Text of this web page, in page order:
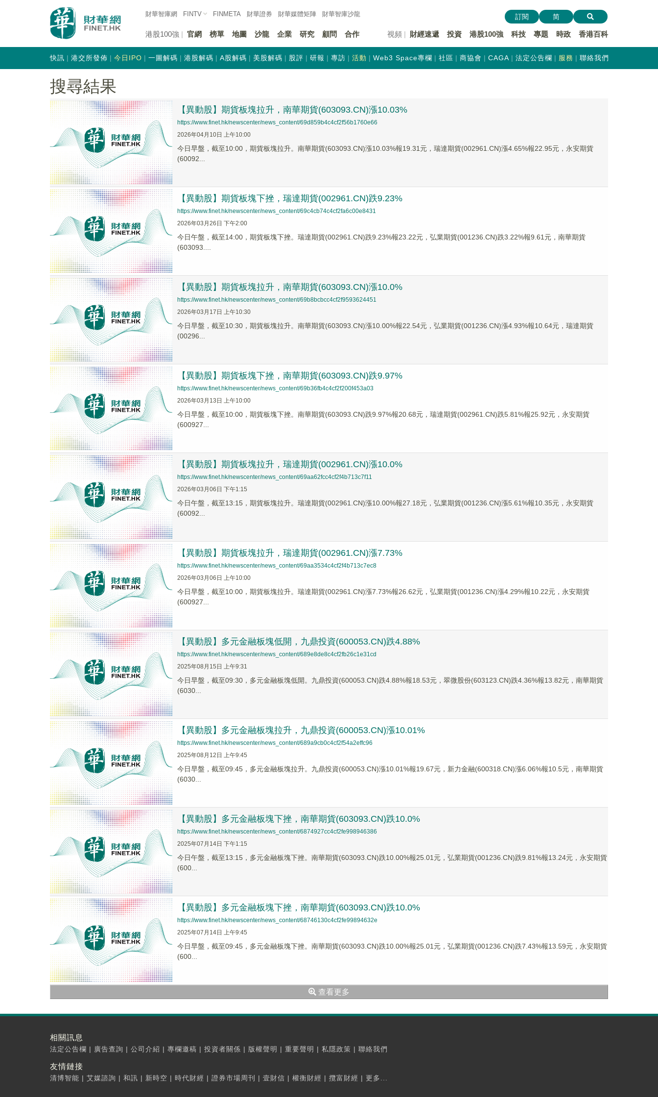
財華智庫網 FINTV FINMETA 財華證券 財華媒體矩陣 財華智庫沙龍
港股100強 官網 榜單 地圖 沙龍 企業 研究 顧問 合作 視頻 財經速遞 投資 港股100強 科技 專題 時政 香港百科
訂閱 简
快訊 港交所發佈 今日IPO 一圖解碼 港股解碼 A股解碼 美股解碼 股評 研報 專訪 活動 Web3 Space專欄 社區 商協會 CAGA 法定公告欄 服務 聯絡我們
搜尋結果
【異動股】期貨板塊拉升，南華期貨(603093.CN)漲10.03%
https://www.finet.hk/newscenter/news_content/69d859b4c4cf2f56b1760e66
2026年04月10日 上午10:00
今日早盤，截至10:00，期貨板塊拉升。南華期貨(603093.CN)漲10.03%報19.31元，瑞達期貨(002961.CN)漲4.65%報22.95元，永安期貨
(60092...
【異動股】期貨板塊下挫，瑞達期貨(002961.CN)跌9.23%
https://www.finet.hk/newscenter/news_content/69c4cb74c4cf2fa6c00e8431
2026年03月26日 下午2:00
今日午盤，截至14:00，期貨板塊下挫。瑞達期貨(002961.CN)跌9.23%報23.22元，弘業期貨(001236.CN)跌3.22%報9.61元，南華期貨
(603093....
【異動股】期貨板塊拉升，南華期貨(603093.CN)漲10.0%
https://www.finet.hk/newscenter/news_content/69b8bcbcc4cf2f9593624451
2026年03月17日 上午10:30
今日早盤，截至10:30，期貨板塊拉升。南華期貨(603093.CN)漲10.00%報22.54元，弘業期貨(001236.CN)漲4.93%報10.64元，瑞達期貨
(00296...
【異動股】期貨板塊下挫，南華期貨(603093.CN)跌9.97%
https://www.finet.hk/newscenter/news_content/69b36fb4c4cf2f200f453a03
2026年03月13日 上午10:00
今日早盤，截至10:00，期貨板塊下挫。南華期貨(603093.CN)跌9.97%報20.68元，瑞達期貨(002961.CN)跌5.81%報25.92元，永安期貨
(600927...
【異動股】期貨板塊拉升，瑞達期貨(002961.CN)漲10.0%
https://www.finet.hk/newscenter/news_content/69aa62fcc4cf2f4b713c7f11
2026年03月06日 下午1:15
今日午盤，截至13:15，期貨板塊拉升。瑞達期貨(002961.CN)漲10.00%報27.18元，弘業期貨(001236.CN)漲5.61%報10.35元，永安期貨
(60092...
【異動股】期貨板塊拉升，瑞達期貨(002961.CN)漲7.73%
https://www.finet.hk/newscenter/news_content/69aa3534c4cf2f4b713c7ec8
2026年03月06日 上午10:00
今日早盤，截至10:00，期貨板塊拉升。瑞達期貨(002961.CN)漲7.73%報26.62元，弘業期貨(001236.CN)漲4.29%報10.22元，永安期貨
(600927...
【異動股】多元金融板塊低開，九鼎投資(600053.CN)跌4.88%
https://www.finet.hk/newscenter/news_content/689e8de8c4cf2fb26c1e31cd
2025年08月15日 上午9:31
今日早盤，截至09:30，多元金融板塊低開。九鼎投資(600053.CN)跌4.88%報18.53元，翠微股份(603123.CN)跌4.36%報13.82元，南華期貨
(6030...
【異動股】多元金融板塊拉升，九鼎投資(600053.CN)漲10.01%
https://www.finet.hk/newscenter/news_content/689a9cb0c4cf2f54a2effc96
2025年08月12日 上午9:45
今日早盤，截至09:45，多元金融板塊拉升。九鼎投資(600053.CN)漲10.01%報19.67元，新力金融(600318.CN)漲6.06%報10.5元，南華期貨
(6030...
【異動股】多元金融板塊下挫，南華期貨(603093.CN)跌10.0%
https://www.finet.hk/newscenter/news_content/6874927cc4cf2fe998946386
2025年07月14日 下午1:15
今日午盤，截至13:15，多元金融板塊下挫。南華期貨(603093.CN)跌10.00%報25.01元，弘業期貨(001236.CN)跌9.81%報13.24元，永安期貨
(600...
【異動股】多元金融板塊下挫，南華期貨(603093.CN)跌10.0%
https://www.finet.hk/newscenter/news_content/68746130c4cf2fe99894632e
2025年07月14日 上午9:45
今日早盤，截至09:45，多元金融板塊下挫。南華期貨(603093.CN)跌10.00%報25.01元，弘業期貨(001236.CN)跌7.43%報13.59元，永安期貨
(600...
查看更多
相關訊息
法定公告欄 | 廣告查詢 | 公司介紹 | 專欄邀稿 | 投資者關係 | 版權聲明 | 重要聲明 | 私隱政策 | 聯絡我們
友情鏈接
清博智能 | 艾媒諮詢 | 和訊 | 新時空 | 時代財經 | 證券市場周刊 | 壹財信 | 權衡財經 | 攬富財經 | 更多...